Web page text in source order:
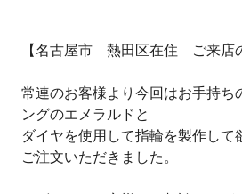
【名古屋市 熱田区在住 ご来店
常連のお客様より今回はお手持ち
ングのエメラルドと
ダイヤを使用して指輪を製作し
ご注文いただきました。